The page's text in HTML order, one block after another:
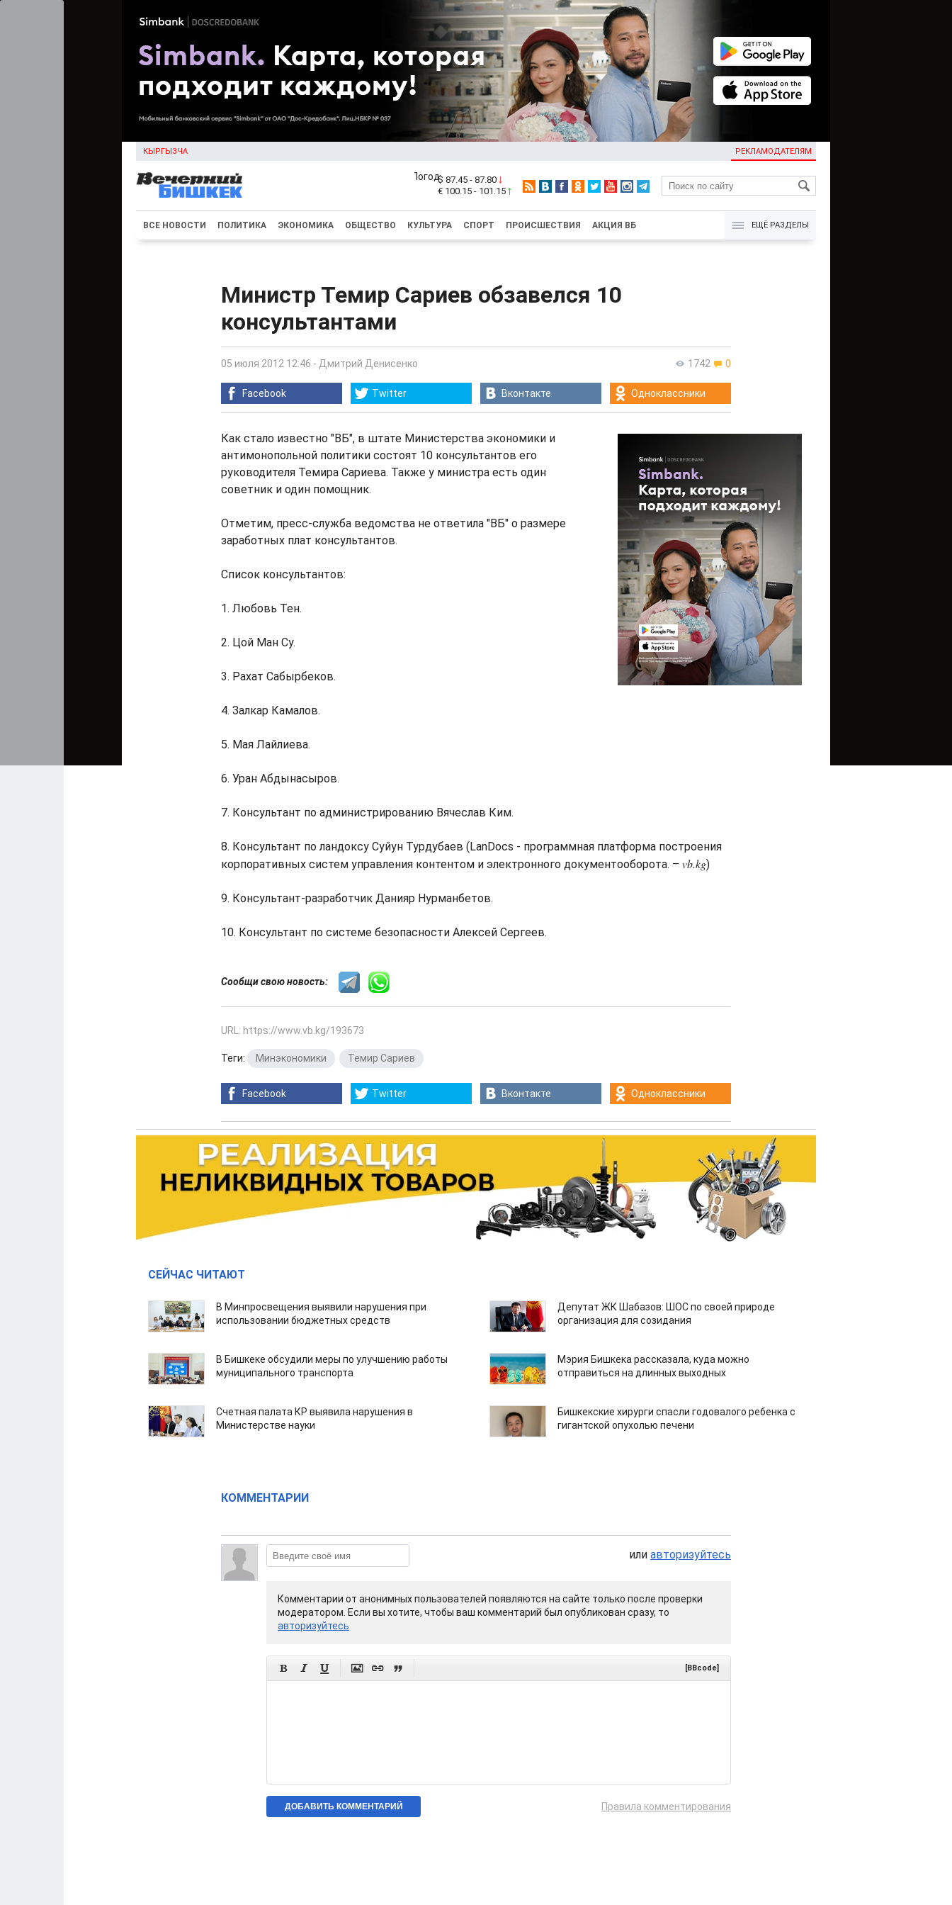
КЫРГЫЗЧА РЕКЛАМОДАТЕЛЯМ
KG
$ 87.45 - 87.80
€ 100.15 - 101.15
ВСЕ НОВОСТИ ПОЛИТИКА ЭКОНОМИКА ОБЩЕСТВО КУЛЬТУРА СПОРТ ПРОИСШЕСТВИЯ АКЦИЯ ВБ ЕЩЁ РАЗДЕЛЫ
Министр Темир Сариев обзавелся 10
консультантами
1742 0
05 июля 2012 12:46 - Дмитрий Денисенко
Facebook Twitter Вконтакте Одноклассники
Как стало известно "ВБ", в штате Министерства экономики и
антимонопольной политики состоят 10 консультантов его
руководителя Темира Сариева. Также у министра есть один
советник и один помощник.
Отметим, пресс-служба ведомства не ответила "ВБ" о размере
заработных плат консультантов.
Список консультантов:
1. Любовь Тен.
2. Цой Ман Су.
3. Рахат Сабырбеков.
4. Залкар Камалов.
5. Мая Лайлиева.
6. Уран Абдынасыров.
7. Консультант по администрированию Вячеслав Ким.
8. Консультант по ландоксу Суйун Турдубаев (LanDocs - программная платформа построения
корпоративных систем управления контентом и электронного документооборота. – vb.kg)
9. Консультант-разработчик Данияр Нурманбетов.
10. Консультант по системе безопасности Алексей Сергеев.
Сообщи свою новость:
URL: https://www.vb.kg/193673
Теги: Минэкономики Темир Сариев
Facebook Twitter Вконтакте Одноклассники
СЕЙЧАС ЧИТАЮТ
В Минпросвещения выявили нарушения при
использовании бюджетных средств
Депутат ЖК Шабазов: ШОС по своей природе
организация для созидания
В Бишкеке обсудили меры по улучшению работы
муниципального транспорта
Мэрия Бишкека рассказала, куда можно
отправиться на длинных выходных
Счетная палата КР выявила нарушения в
Министерстве науки
Бишкекские хирурги спасли годовалого ребенка с
гигантской опухолью печени
КОММЕНТАРИИ
или авторизуйтесь
Комментарии от анонимных пользователей появляются на сайте только после проверки
модератором. Если вы хотите, чтобы ваш комментарий был опубликован сразу, то
авторизуйтесь
      [BBcode]
Правила комментирования